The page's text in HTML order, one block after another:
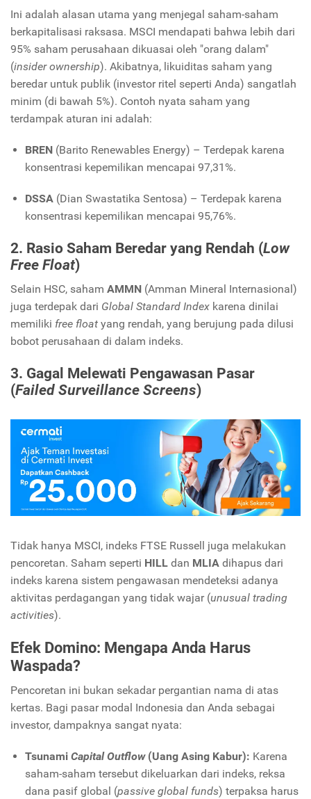
Ini adalah alasan utama yang menjegal saham-saham
berkapitalisasi raksasa. MSCI mendapati bahwa lebih dari
95% saham perusahaan dikuasai oleh "orang dalam"
(insider ownership). Akibatnya, likuiditas saham yang
beredar untuk publik (investor ritel seperti Anda) sangatlah
minim (di bawah 5%). Contoh nyata saham yang
terdampak aturan ini adalah:
BREN(Barito Renewables Energy) – Terdepak karena
konsentrasi kepemilikan mencapai 97,31%.
DSSA(Dian Swastatika Sentosa) – Terdepak karena
konsentrasi kepemilikan mencapai 95,76%.
2. Rasio Saham Beredar yang Rendah (Low
Free Float)
Selain HSC, saham AMMN (Amman Mineral Internasional)
juga terdepak dari Global Standard Index karena dinilai
memiliki free float yang rendah, yang berujung pada dilusi
bobot perusahaan di dalam indeks.
3. Gagal Melewati Pengawasan Pasar
(Failed Surveillance Screens)
Tidak hanya MSCI, indeks FTSE Russell juga melakukan
pencoretan. Saham seperti HILL dan MLIA dihapus dari
indeks karena sistem pengawasan mendeteksi adanya
aktivitas perdagangan yang tidak wajar (unusual trading
activities).
Efek Domino: Mengapa Anda Harus
Waspada?
Pencoretan ini bukan sekadar pergantian nama di atas
kertas. Bagi pasar modal Indonesia dan Anda sebagai
investor, dampaknya sangat nyata:
Tsunami Capital Outflow(Uang Asing Kabur): Karena
saham-saham tersebut dikeluarkan dari indeks, reksa
dana pasif global (passive global funds) terpaksa harus